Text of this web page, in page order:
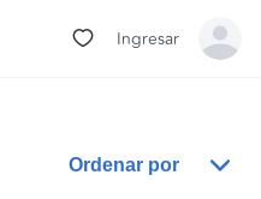
Ingresar
Ordenar por